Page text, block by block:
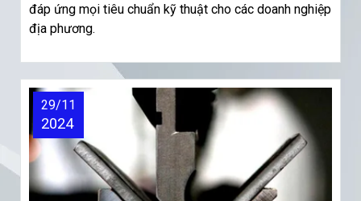
đáp ứng mọi tiêu chuẩn kỹ thuật cho các doanh nghiệp
địa phương.
29/11
2024